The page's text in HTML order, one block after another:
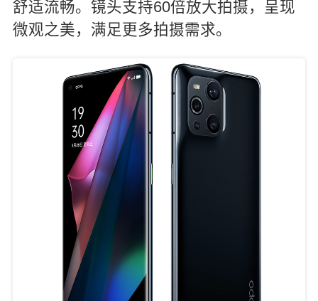
舒适流畅。镜头支持60倍放大拍摄，呈现
微观之美，满足更多拍摄需求。